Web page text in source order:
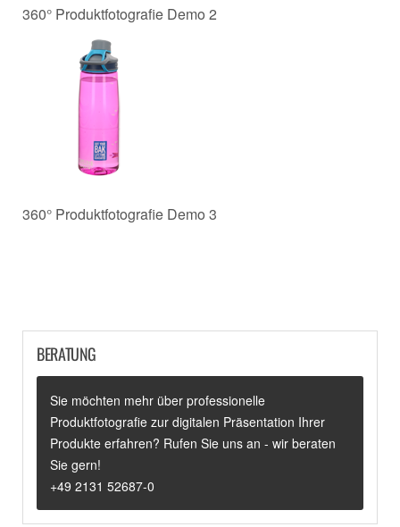
360° Produktfotografie Demo 2
360° Produktfotografie Demo 3
BERATUNG
Sie möchten mehr über professionelle
Produktfotografie zur digitalen Präsentation Ihrer
Produkte erfahren? Rufen Sie uns an - wir beraten
Sie gern!
+49 2131 52687-0